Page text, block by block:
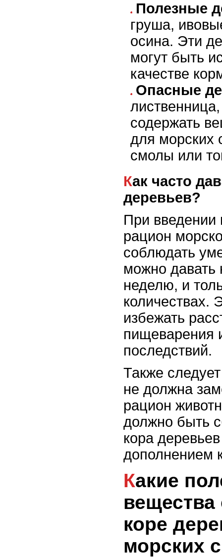
Полезные
груша,
осина. Эти
могут быть
качестве
Опасные
содержать
для морских
смолы или
Как часто давать кору
деревьев?
При введении
рацион
соблюдать
можно давать
неделю, и
количествах.
избежать
пищеварения
последствий.
Также
не должна
рацион
должно быть
кора
дополнением
Какие полезные
вещества
коре
морских